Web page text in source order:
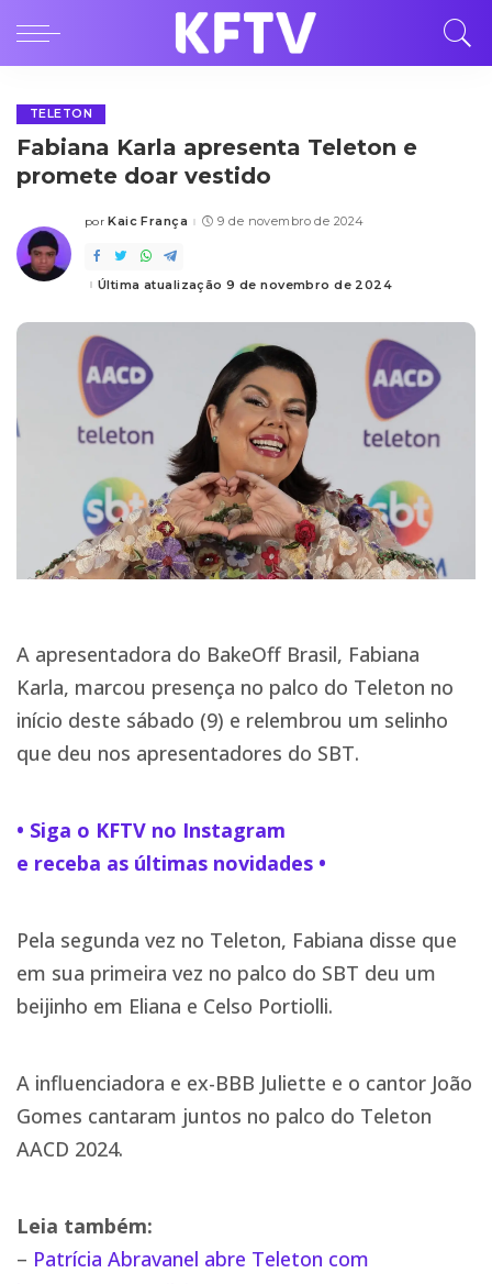
TELETON
Fabiana Karla apresenta Teleton e
promete doar vestido
Posted
por Kaic França 9 de novembro de 2024
Última atualização 9 de novembro de 2024
A apresentadora do BakeOff Brasil, Fabiana
Karla, marcou presença no palco do Teleton no
início deste sábado (9) e relembrou um selinho
que deu nos apresentadores do SBT.
• Siga o KFTV no Instagram
e receba as últimas novidades •
Pela segunda vez no Teleton, Fabiana disse que
em sua primeira vez no palco do SBT deu um
beijinho em Eliana e Celso Portiolli.
A influenciadora e ex-BBB Juliette e o cantor João
Gomes cantaram juntos no palco do Teleton
AACD 2024.
Leia também:
– Patrícia Abravanel abre Teleton com